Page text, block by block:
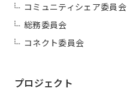
コミュニティシェア委員会
総務委員会
コネクト委員会
プロジェクト